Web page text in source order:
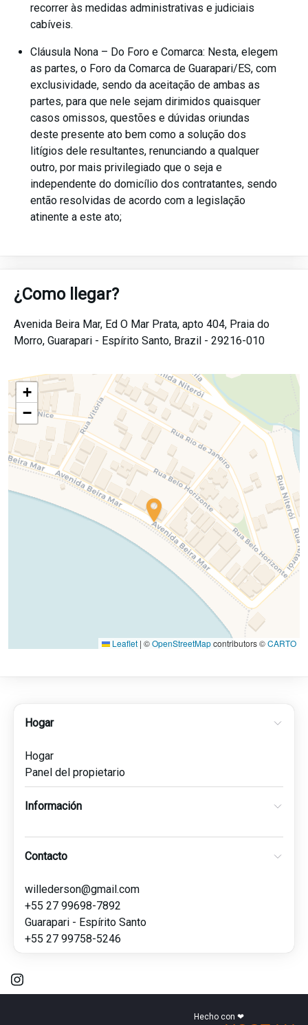
recorrer às medidas administrativas e judiciais
cabíveis.
Cláusula Nona – Do Foro e Comarca: Nesta, elegem
as partes, o Foro da Comarca de Guarapari/ES, com
exclusividade, sendo da aceitação de ambas as
partes, para que nele sejam dirimidos quaisquer
casos omissos, questões e dúvidas oriundas
deste presente ato bem como a solução dos
litígios dele resultantes, renunciando a qualquer
outro, por mais privilegiado que o seja e
independente do domicílio dos contratantes, sendo
então resolvidas de acordo com a legislação
atinente a este ato;
¿Como llegar?
Avenida Beira Mar, Ed O Mar Prata, apto 404, Praia do
Morro, Guarapari - Espírito Santo, Brazil - 29216-010
+
−
Leaflet | ©OpenStreetMapcontributors ©CARTO
Hogar
Hogar
Panel del propietario
Información
Contacto
willederson@gmail.com
+55 27 99698-7892
Guarapari - Espírito Santo
+55 27 99758-5246
Hecho con ❤